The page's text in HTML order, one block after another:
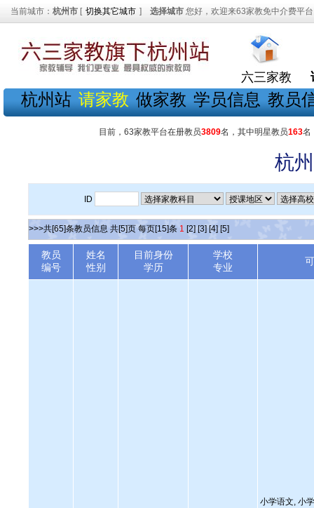
当前城市： 杭州市 [ 切换其它城市 ] 选择城市 您好，欢迎来63家教免中介费平
六三家教
杭州站 请家教 做家教 学员信息 教员
目前，63家教平台在册教员3809名，其中明星教员163名
杭
ID
>>>共[65]条教员信息 共[5]页 每页[15]条 1 [2] [3] [4] [5]
教员
编号
姓名
性别
目前身份
学历
学校
专业
小学语文, 小